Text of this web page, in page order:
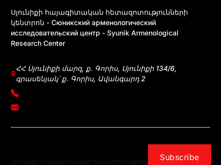
Սյունիքի հայագիտական հետազոտությունների
կենտրոն - Сюникский арменологический
исследовательский центр - Syunik Armenological
Research Center
ՀՀ Սյունիքի մարզ, ք․ Գորիս, Սյունիքի 134/6,
գրասենյակ՝ ք․ Գորիս, Ավանգարդ 2
+374 39031083
mherkumunts@gmail.com
Սյունիքի հայագիտական հետազոտությունների - Powered
Subscribe